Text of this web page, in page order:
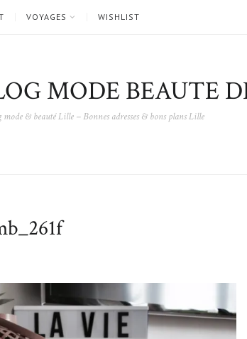
VOYAGES WISHLIST
MODE BEAUTE
mode & beauté Lille – Bonnes adresses & bons plans Lille